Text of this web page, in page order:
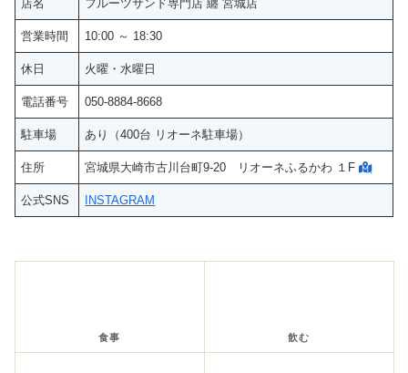
店名 フルーツサンド専門店 纏 宮城店
営業時間 10:00 ～ 18:30
休日 火曜・水曜日
電話番号 050-8884-8668
駐車場 あり（400台 リオーネ駐車場）
住所 宮城県大崎市古川台町9-20 リオーネふるかわ １F
公式SNS INSTAGRAM
食事 飲む